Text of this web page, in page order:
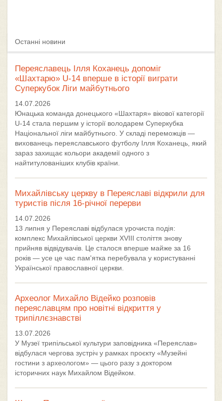
Останні новини
Переяславець Ілля Коханець допоміг
«Шахтарю» U-14 вперше в історії виграти
Суперкубок Ліги майбутнього
14.07.2026
Юнацька команда донецького «Шахтаря» вікової категорії
U-14 стала першим у історії володарем Суперкубка
Національної ліги майбутнього. У складі переможців —
вихованець переяславського футболу Ілля Коханець, який
зараз захищає кольори академії одного з
найтитулованіших клубів країни.
Михайлівську церкву в Переяславі відкрили для
туристів після 16-річної перерви
14.07.2026
13 липня у Переяславі відбулася урочиста подія:
комплекс Михайлівської церкви XVIII століття знову
прийняв відвідувачів. Це сталося вперше майже за 16
років — усе це час пам'ятка перебувала у користуванні
Української православної церкви.
Археолог Михайло Відейко розповів
переяславцям про новітні відкриття у
трипіллєзнавстві
13.07.2026
У Музеї трипільської культури заповідника «Переяслав»
відбулася чергова зустріч у рамках проєкту «Музейні
гостини з археологом» — цього разу з доктором
історичних наук Михайлом Відейком.